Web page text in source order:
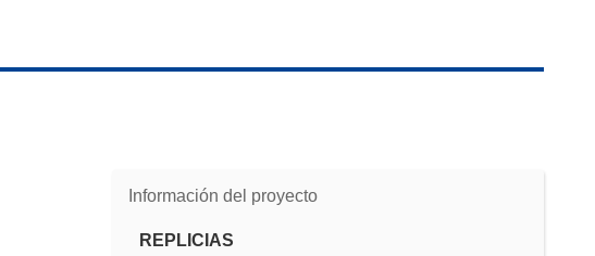
Información del proyecto
REPLICIAS